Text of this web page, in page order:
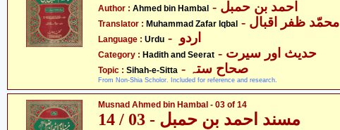
Author : Ahmed bin Hambal
Translator : Muhammad Zafar Iqbal - محمّد ظفر اقبال
Language : Urdu
Category : Hadith and Seerat - حدیث اور سیرت
Topic : Sihah-e-Sitta - صحاح ستہ
From Non-Shia Scholor. Included for reference and research.
Musnad Ahmed bin Hambal - 03 of 14
مسند احمد بن حمبل - 03 / 14